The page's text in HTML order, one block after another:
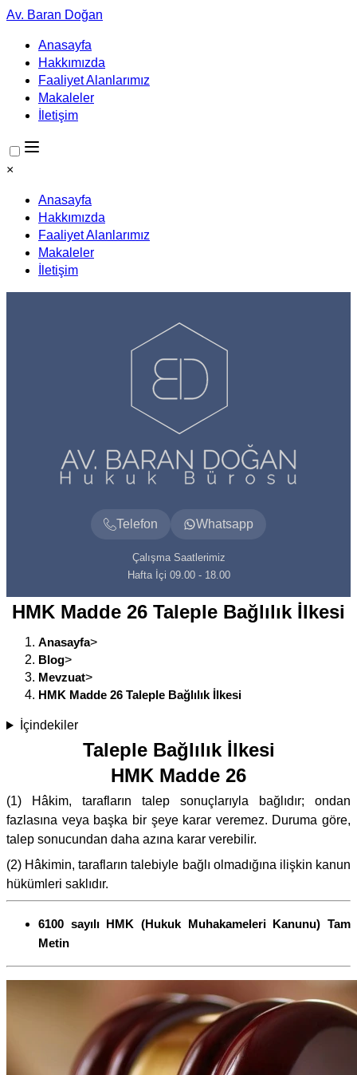
Av. Baran Doğan
Anasayfa
Hakkımızda
Faaliyet Alanlarımız
Makaleler
İletişim
×
Anasayfa
Hakkımızda
Faaliyet Alanlarımız
Makaleler
İletişim
Telefon Whatsapp
Çalışma Saatlerimiz
Hafta İçi 09.00 - 18.00
HMK Madde 26 Taleple Bağlılık İlkesi
Anasayfa>
Blog>
Mevzuat>
HMK Madde 26 Taleple Bağlılık İlkesi
İçindekiler
Taleple Bağlılık İlkesi
HMK Madde 26
(1) Hâkim, tarafların talep sonuçlarıyla bağlıdır; ondan
fazlasına veya başka bir şeye karar veremez. Duruma göre,
talep sonucundan daha azına karar verebilir.
(2) Hâkimin, tarafların talebiyle bağlı olmadığına ilişkin kanun
hükümleri saklıdır.
6100 sayılı HMK (Hukuk Muhakameleri Kanunu) Tam
Metin